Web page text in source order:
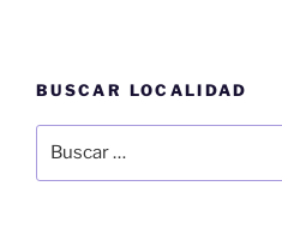
BUSCAR LOCALIDAD
por: